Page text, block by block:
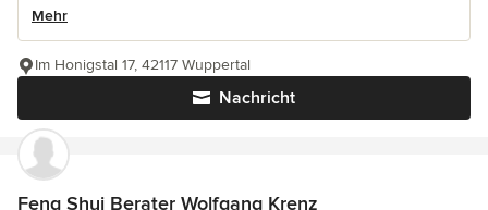
Mehr
Nachricht
Im Honigstal 17, 42117 Wuppertal
Feng Shui Berater Wolfgang Krenz